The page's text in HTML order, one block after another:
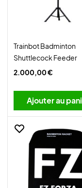
Trainbot Badminton
Shuttlecock Feeder
2.000,00 €
Ajouter au